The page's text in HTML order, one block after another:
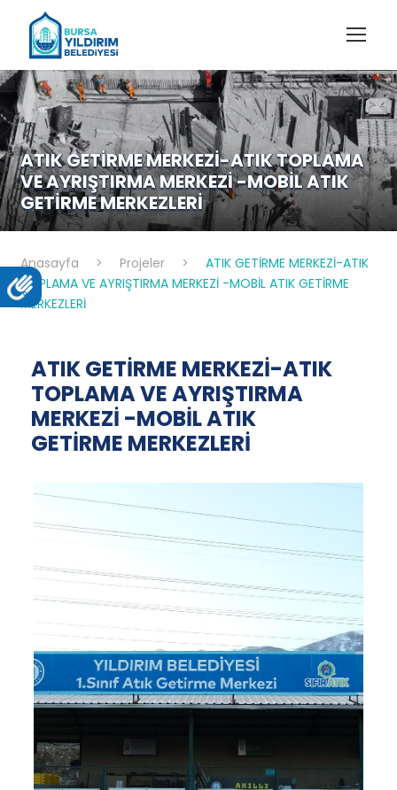
ATIK GETİRME MERKEZİ-ATIK TOPLAMA
VE AYRIŞTIRMA MERKEZİ -MOBİL ATIK
GETİRME MERKEZLERİ
Anasayfa > Projeler >
ATIK GETİRME MERKEZİ-ATIK
TOPLAMA VE AYRIŞTIRMA MERKEZİ -MOBİL ATIK GETİRME
MERKEZLERİ
ATIK GETİRME MERKEZİ-ATIK
TOPLAMA VE AYRIŞTIRMA
MERKEZİ -MOBİL ATIK
GETİRME MERKEZLERİ